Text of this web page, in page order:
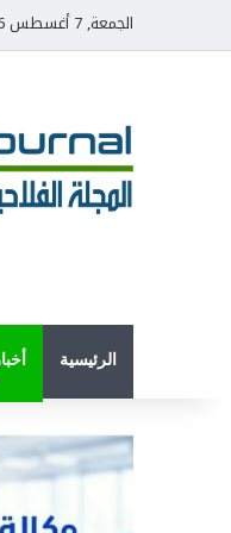
الجمعة, 7 أغسطس 2026
الرئيسية